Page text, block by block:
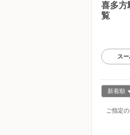
喜多方
覧
ス
新着順
ご指定